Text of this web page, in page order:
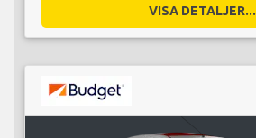
VISA DETALJER...